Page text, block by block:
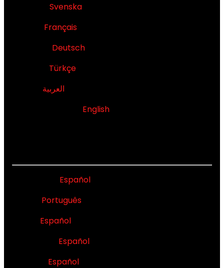
Svenska
Français
Deutsch
Türkçe
العربية
English
Español
Português
Español
Español
Español